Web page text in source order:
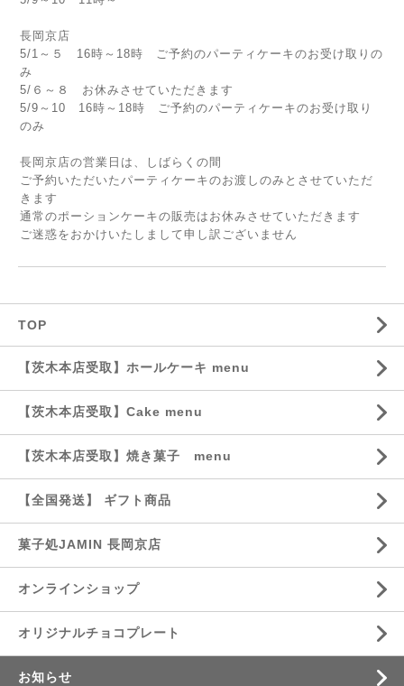
長岡京店
5/1～５ 16時～18時 ご予約のパーティケーキのお受け取りの
み
5/６～８ お休みさせていただきます
5/9～10 16時～18時 ご予約のパーティケーキのお受け取り
のみ
長岡京店の営業日は、しばらくの間
ご予約いただいたパーティケーキのお渡しのみとさせていただ
きます
通常のポーションケーキの販売はお休みさせていただきます
ご迷惑をおかけいたしまして申し訳ございません
TOP
【茨木本店受取】ホールケーキ menu
【茨木本店受取】Cake menu
【茨木本店受取】焼き菓子 menu
【全国発送】 ギフト商品
菓子処JAMIN 長岡京店
オンラインショップ
オリジナルチョコプレート
お知らせ